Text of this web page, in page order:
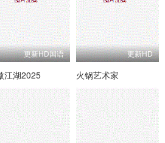
更新HD国语
江湖2025
更新HD
火锅艺术家